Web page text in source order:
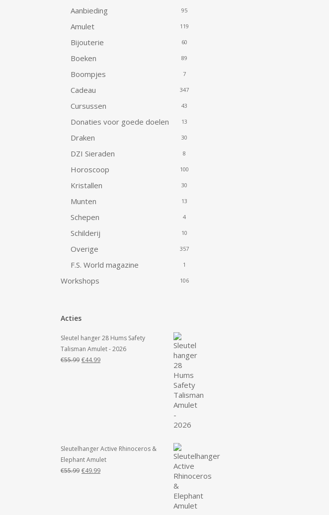
Aanbieding 95
Amulet 119
Bijouterie 60
Boeken 89
Boompjes 7
Cadeau 347
Cursussen 43
Donaties voor goede doelen 13
Draken 30
DZI Sieraden 8
Horoscoop 100
Kristallen 30
Munten 13
Schepen 4
Schilderij 10
Overige 357
F.S. World magazine 1
Workshops 106
Acties
Sleutel hanger 28 Hums Safety
Talisman Amulet - 2026
€55.99 Oorspronkelijke
€44.99Huidige
Sleutelhanger Active Rhinoceros &
Elephant Amulet
€55.99 Oorspronkelijke
€49.99Huidige